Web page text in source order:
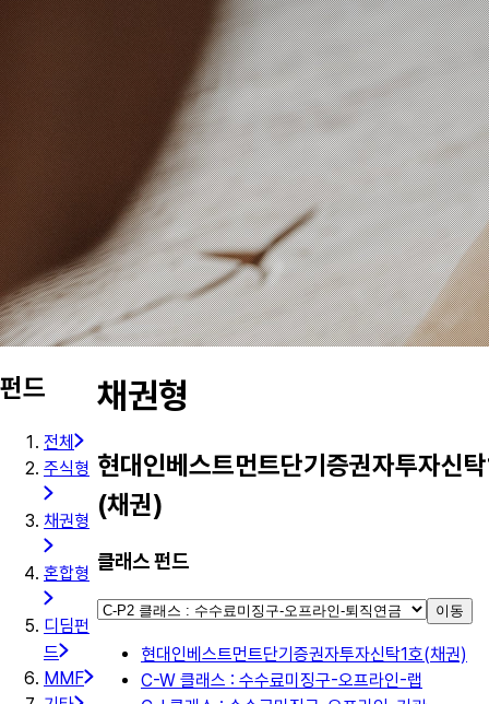
펀드
전체
주식형
채권형
혼합형
디딤펀
드
MMF
채권형
현대인베스트먼트단기증권자투자신
(채권)
클래스 펀드
이동
현대인베스트먼트단기증권자투자신탁1호(채권)
C-W 클래스 : 수수료미징구-오프라인-랩